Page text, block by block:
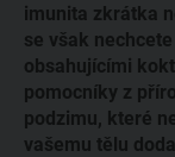
imunita zkrátka
se však
obsahujícími
pomocníky z
podzimu, které
vašemu tělu